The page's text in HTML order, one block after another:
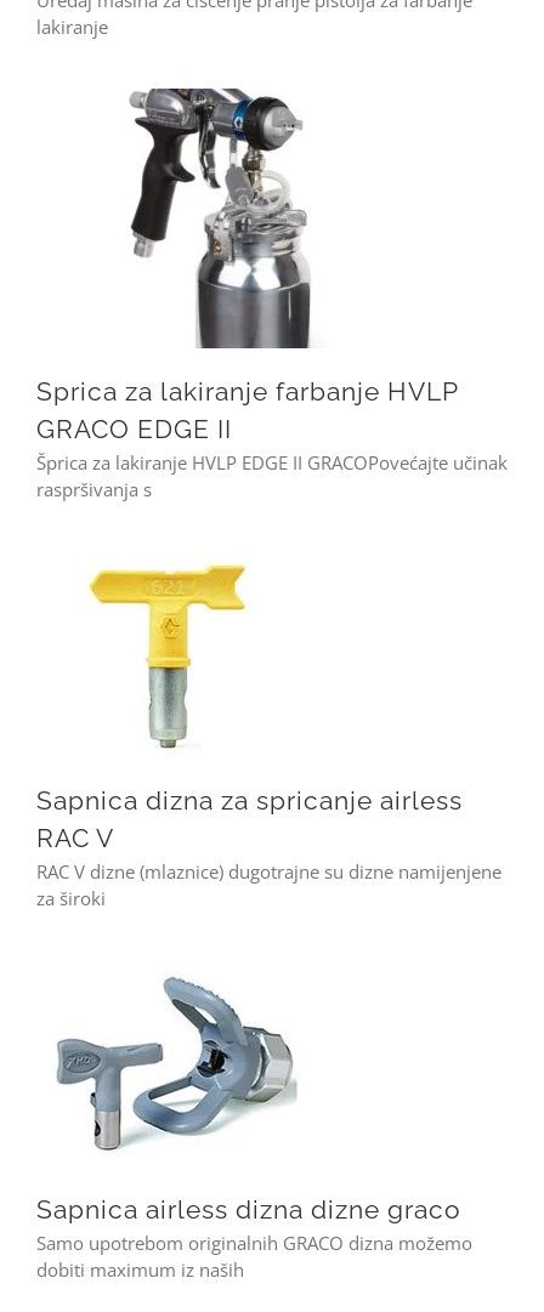
lakiranje
Sprica za lakiranje farbanje HVLP
GRACO EDGE II
Šprica za lakiranje HVLP EDGE II GRACOPovećajte učinak
raspršivanja s
Sapnica dizna za spricanje airless
RAC V
RAC V dizne (mlaznice) dugotrajne su dizne namijenjene
za široki
Sapnica airless dizna dizne graco
Samo upotrebom originalnih GRACO dizna možemo
dobiti maximum iz naših